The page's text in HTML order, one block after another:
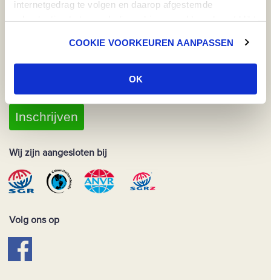
internetgedrag te volgen en daarop afgestemde
te passen. U klikt dan op 'cookie voorkeuren aanpassen'.
Meer informatie over cookies vind u in onsCookie
COOKIE VOORKEUREN AANPASSEN
OK
Naam:
Inschrijven
Wij zijn aangesloten bij
Volg ons op